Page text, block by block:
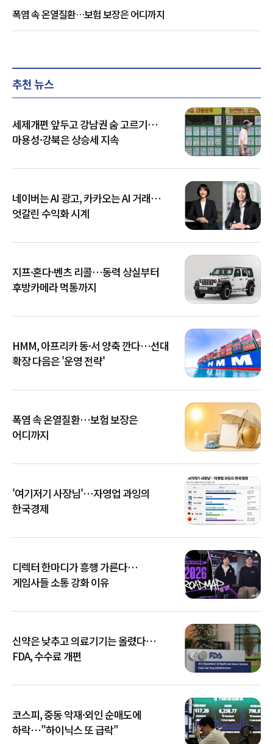
폭염 속 온열질환…보험 보장은 어디까지
추천 뉴스
세제개편 앞두고 강남권 숨 고르기…
마용성·강북은 상승세 지속
네이버는 AI 광고, 카카오는 AI 거래…
엇갈린 수익화 시계
지프·혼다·벤츠 리콜…동력 상실부터
후방카메라 먹통까지
HMM, 아프리카 동·서 양축 깐다…선대
확장 다음은 '운영 전략'
폭염 속 온열질환…보험 보장은
어디까지
'여기저기 사장님'…자영업 과잉의
한국경제
디렉터 한마디가 흥행 가른다…
게임사들 소통 강화 이유
신약은 낮추고 의료기기는 올렸다…
FDA, 수수료 개편
코스피, 중동 악재·외인 순매도에
하락…"하이닉스 또 급락"